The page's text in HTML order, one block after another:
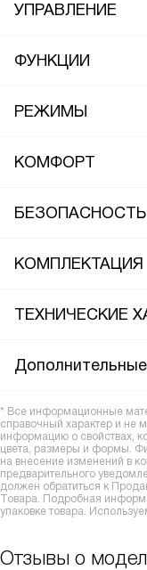
УПРАВЛЕНИЕ
ФУНКЦИИ
РЕЖИМЫ
КОМФОРТ
БЕЗОПАСНОСТЬ
КОМПЛЕКТАЦИЯ
ТЕХНИЧЕСКИЕ
* Все информационные
справочный характер и не
информацию о свойствах,
цвета, размеры и формы.
на внесение изменений в
предварительного
должен обратиться к
Товара. Подробная
упаковке товара.
Отзывы о